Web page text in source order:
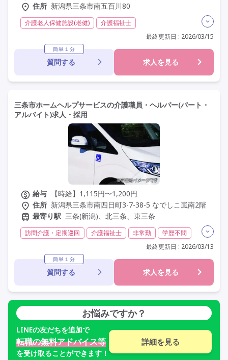
住所 新潟県三条市南五百川80
介護老人保健施設(老健)
介護福祉士
初任者研修(ヘルパー2級)
夜勤専従 残業月20時間以内
残業ほぼなし
社会保険完備
交通費支給
年間休日110日以上
学歴不問
最終更新日 : 2026/03/15
簡単１分
質問する 求人を見る
三条市ホームヘルプサービスの介護職員・ヘルパー(パート・
アルバイト)求人・採用
給与
【時給】1,115円〜1,200円
住所 新潟県三条市南四日町3-7-38-5 なでしこ嵐南2階
最寄り駅 三条(新潟)、北三条、東三条
訪問介護・定期巡回 介護福祉士 非常勤
学歴不問
駅近最終更新日 : 2026/03/13
簡単１分
質問する 求人を見る
お悩みですか？
LINEの友だちを追加で
転職の無料アドバイス等
を受け取ることができます！
詳細を見る